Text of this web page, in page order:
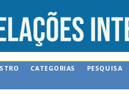
CATEGORIAS
PESQUISA